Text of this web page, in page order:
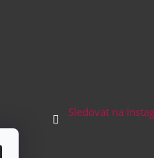
Sledovat na